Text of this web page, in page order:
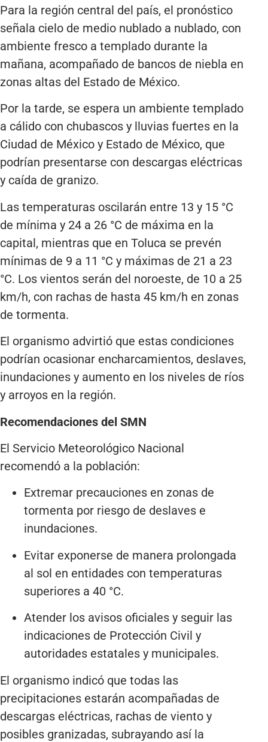
Para la región central del país, el pronóstico
señala cielo de medio nublado a nublado, con
ambiente fresco a templado durante la
mañana, acompañado de bancos de niebla en
zonas altas del Estado de México.
Por la tarde, se espera un ambiente templado
a cálido con chubascos y lluvias fuertes en la
Ciudad de México y Estado de México, que
podrían presentarse con descargas eléctricas
y caída de granizo.
Las temperaturas oscilarán entre 13 y 15 °C
de mínima y 24 a 26 °C de máxima en la
capital, mientras que en Toluca se prevén
mínimas de 9 a 11 °C y máximas de 21 a 23
°C. Los vientos serán del noroeste, de 10 a 25
km/h, con rachas de hasta 45 km/h en zonas
de tormenta.
El organismo advirtió que estas condiciones
podrían ocasionar encharcamientos, deslaves,
inundaciones y aumento en los niveles de ríos
y arroyos en la región.
Recomendaciones del SMN
El Servicio Meteorológico Nacional
recomendó a la población:
Extremar precauciones en zonas de
tormenta por riesgo de deslaves e
inundaciones.
Evitar exponerse de manera prolongada
al sol en entidades con temperaturas
superiores a 40 °C.
Atender los avisos oficiales y seguir las
indicaciones de Protección Civil y
autoridades estatales y municipales.
El organismo indicó que todas las
precipitaciones estarán acompañadas de
descargas eléctricas, rachas de viento y
posibles granizadas, subrayando así la